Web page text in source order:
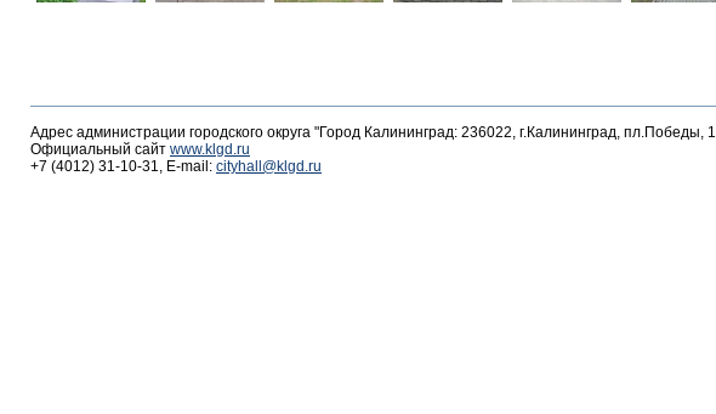
Адрес администрации городского округа "Город Калининград: 236022, г.Калининград, пл.Победы, 1
Официальный сайт www.klgd.ru
+7 (4012) 31-10-31, E-mail: cityhall@klgd.ru